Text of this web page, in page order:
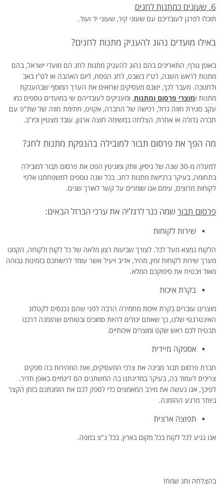
6. שעונים כמתנות לחגים
תוכלו לפרגן לעובדיכם עם שעוני קיר, שעוני יד ועוד.
באילו מועדים נהוג להעניק מתנות לחגים?
באופן גורף, התאריכים בהם נהוג להעניק מתנות לחג הם מועדי ישראל, בהם
מתנות לראש השנה, לט"ו בשבט, לחג הפסח, ליום האהבה או לט"ו באב
ולחנוכה. מעבר לכך, ישנם מעסיקים שרואים את הערך המוסף שבהענקת
מתנות ומוצרי פרסום ומתנות, ומעניקים לעובדיהם שי במועדים נוספים כמו
עקב סגירת חוזה גדול, רכישה של החברה, אקזיט, חתימת חוזה של שת"פ עם
חברה גדולה או אחרת, הצלחה במשימה חוצה ארגון, עובד מצטיין וכיו"ב.
מה הפך את פרסום תבור למובילה בהנפקת מתנות לחג?
למעלה מ-30 שנה של ניסיון, וותק ומוניטין הפכו את פרסום תבור למובילה
בתחומה, בעיקר ברכישת מתנות לחג. בכל שנה נוספים למשפחתנו אלפי
לקוחות מרוצים, עימם אנו שומרים על קשר לאורך שנים.
פרסום תבורשמה כנר לרגליה את ערכי הברזל הבאים:
שירות לקוחות
הלקוח נמצא מעל לכל. לצורך שביעות רצון מלאה של כל לקוח ולקוחה, הקמנו
מערך שירות לקוחות זמין, מהיר, אדיב ויעיל אשר עומד לרשותכם בזמינות גבוהה
מאוד ויבטיח את סיפוקכם המלא.
בקרת איכות
מוצרינו עוברים בקרת איכות מחמירה הרבה לפני שהם נכנסים לקטלוג
האינטרנטי שלנו, כך שאתם יכולים להיות סמוכים ובטוחים שהזמנה דרכנו
תבטיח לכם ראש שקט ומוצרים איכותיים.
אספקה מיידית
חברת פרסום תבור מבינה את צרכי המעסיקים, ואת המהירות בה ספקים
צריכים לעמוד בה, בעיקר במדינתנו בה המשתנים הם דינמיים באופן תדיר.
לפיכך, אנו נעשה את מירב המאמצים כדי לספק לכם את הזמנתכם בזמן הקצר
ביותר מרגע ההזמנה.
תפוצה ארצית
אנו נגיע לכל לקוח בכל מקום בארץ, בכל נ"צ במפה.
בהצלחה וחג שמח!